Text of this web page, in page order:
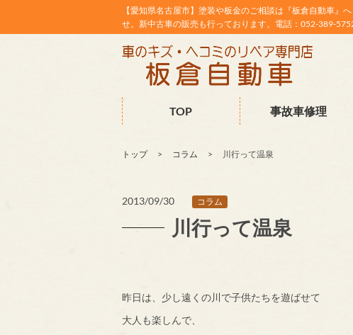
【愛知県名古屋市】塗装や板金のご相談は『板倉自動車』
せ。新中古車の販売も行っております。電話：052-389-
TOP 事故車修理
トップ コラム 川行って温泉
2013/09/30 コラム
川行って温泉
昨日は、少し遠くの川で子供たちを遊ばせて
大人も楽しんで、